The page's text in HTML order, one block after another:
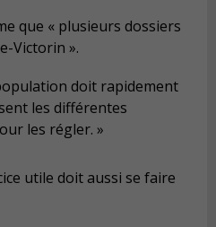
que « plusieurs dossiers
Victorin ».
doit rapidement
les différentes
les régler. »
utile doit aussi se faire